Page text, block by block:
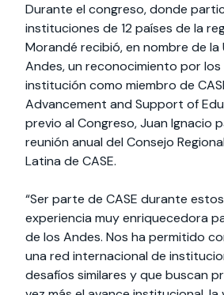
Durante el congreso, donde
instituciones de 12 países de la
Morandé recibió, en nombre de la
Andes, un reconocimiento por los
institución como miembro de
Advancement and Support of
previo al Congreso, Juan Ignacio
reunión anual del Consejo
Latina de CASE.
“Ser parte de CASE durante
experiencia muy enriquecedora
de los Andes. Nos ha permitido
una red internacional de
desafíos similares y que buscan